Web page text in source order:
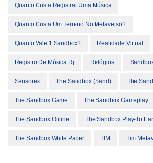
Quanto Custa Registrar Uma Música
Quanto Custa Um Terreno No Metaverso?
Quanto Vale 1 Sandbox? Realidade Virtual
Registro De Música Rj Relógios
Sensores The Sandbox (sand) The
The Sandbox Game The Sandbox Gameplay
The Sandbox Online The Sandbox Play-To
The Sandbox White Paper TIM Tim